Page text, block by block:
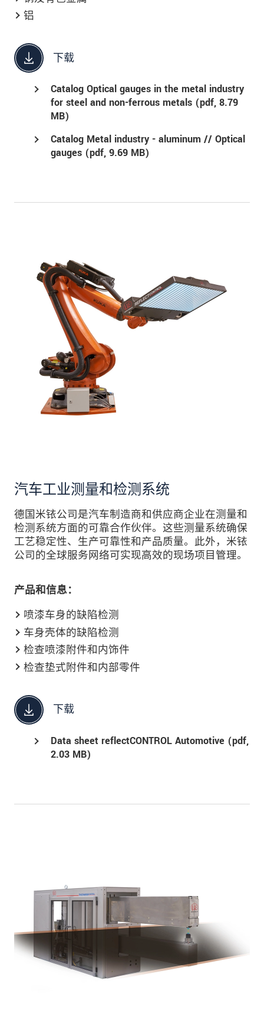
铝
下载
Catalog Optical gauges in the metal industry
for steel and non-ferrous metals (pdf, 8.79
MB)
Catalog Metal industry - aluminum // Optical
gauges (pdf, 9.69 MB)
汽车工业测量和检测系统
德国米铱公司是汽车制造商和供应商企业在测量和
检测系统方面的可靠合作伙伴。这些测量系统确保
工艺稳定性、生产可靠性和产品质量。此外，米铱
公司的全球服务网络可实现高效的现场项目管理。
产品和信息：
喷漆车身的缺陷检测
车身壳体的缺陷检测
检查喷漆附件和内饰件
检查垫式附件和内部零件
下载
Data sheet reflectCONTROL Automotive (pdf,
2.03 MB)